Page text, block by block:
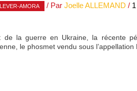
AMORA / Par Joelle ALLEMAND /
la guerre en Ukraine, la récente
le phosmet vendu sous l’appellation